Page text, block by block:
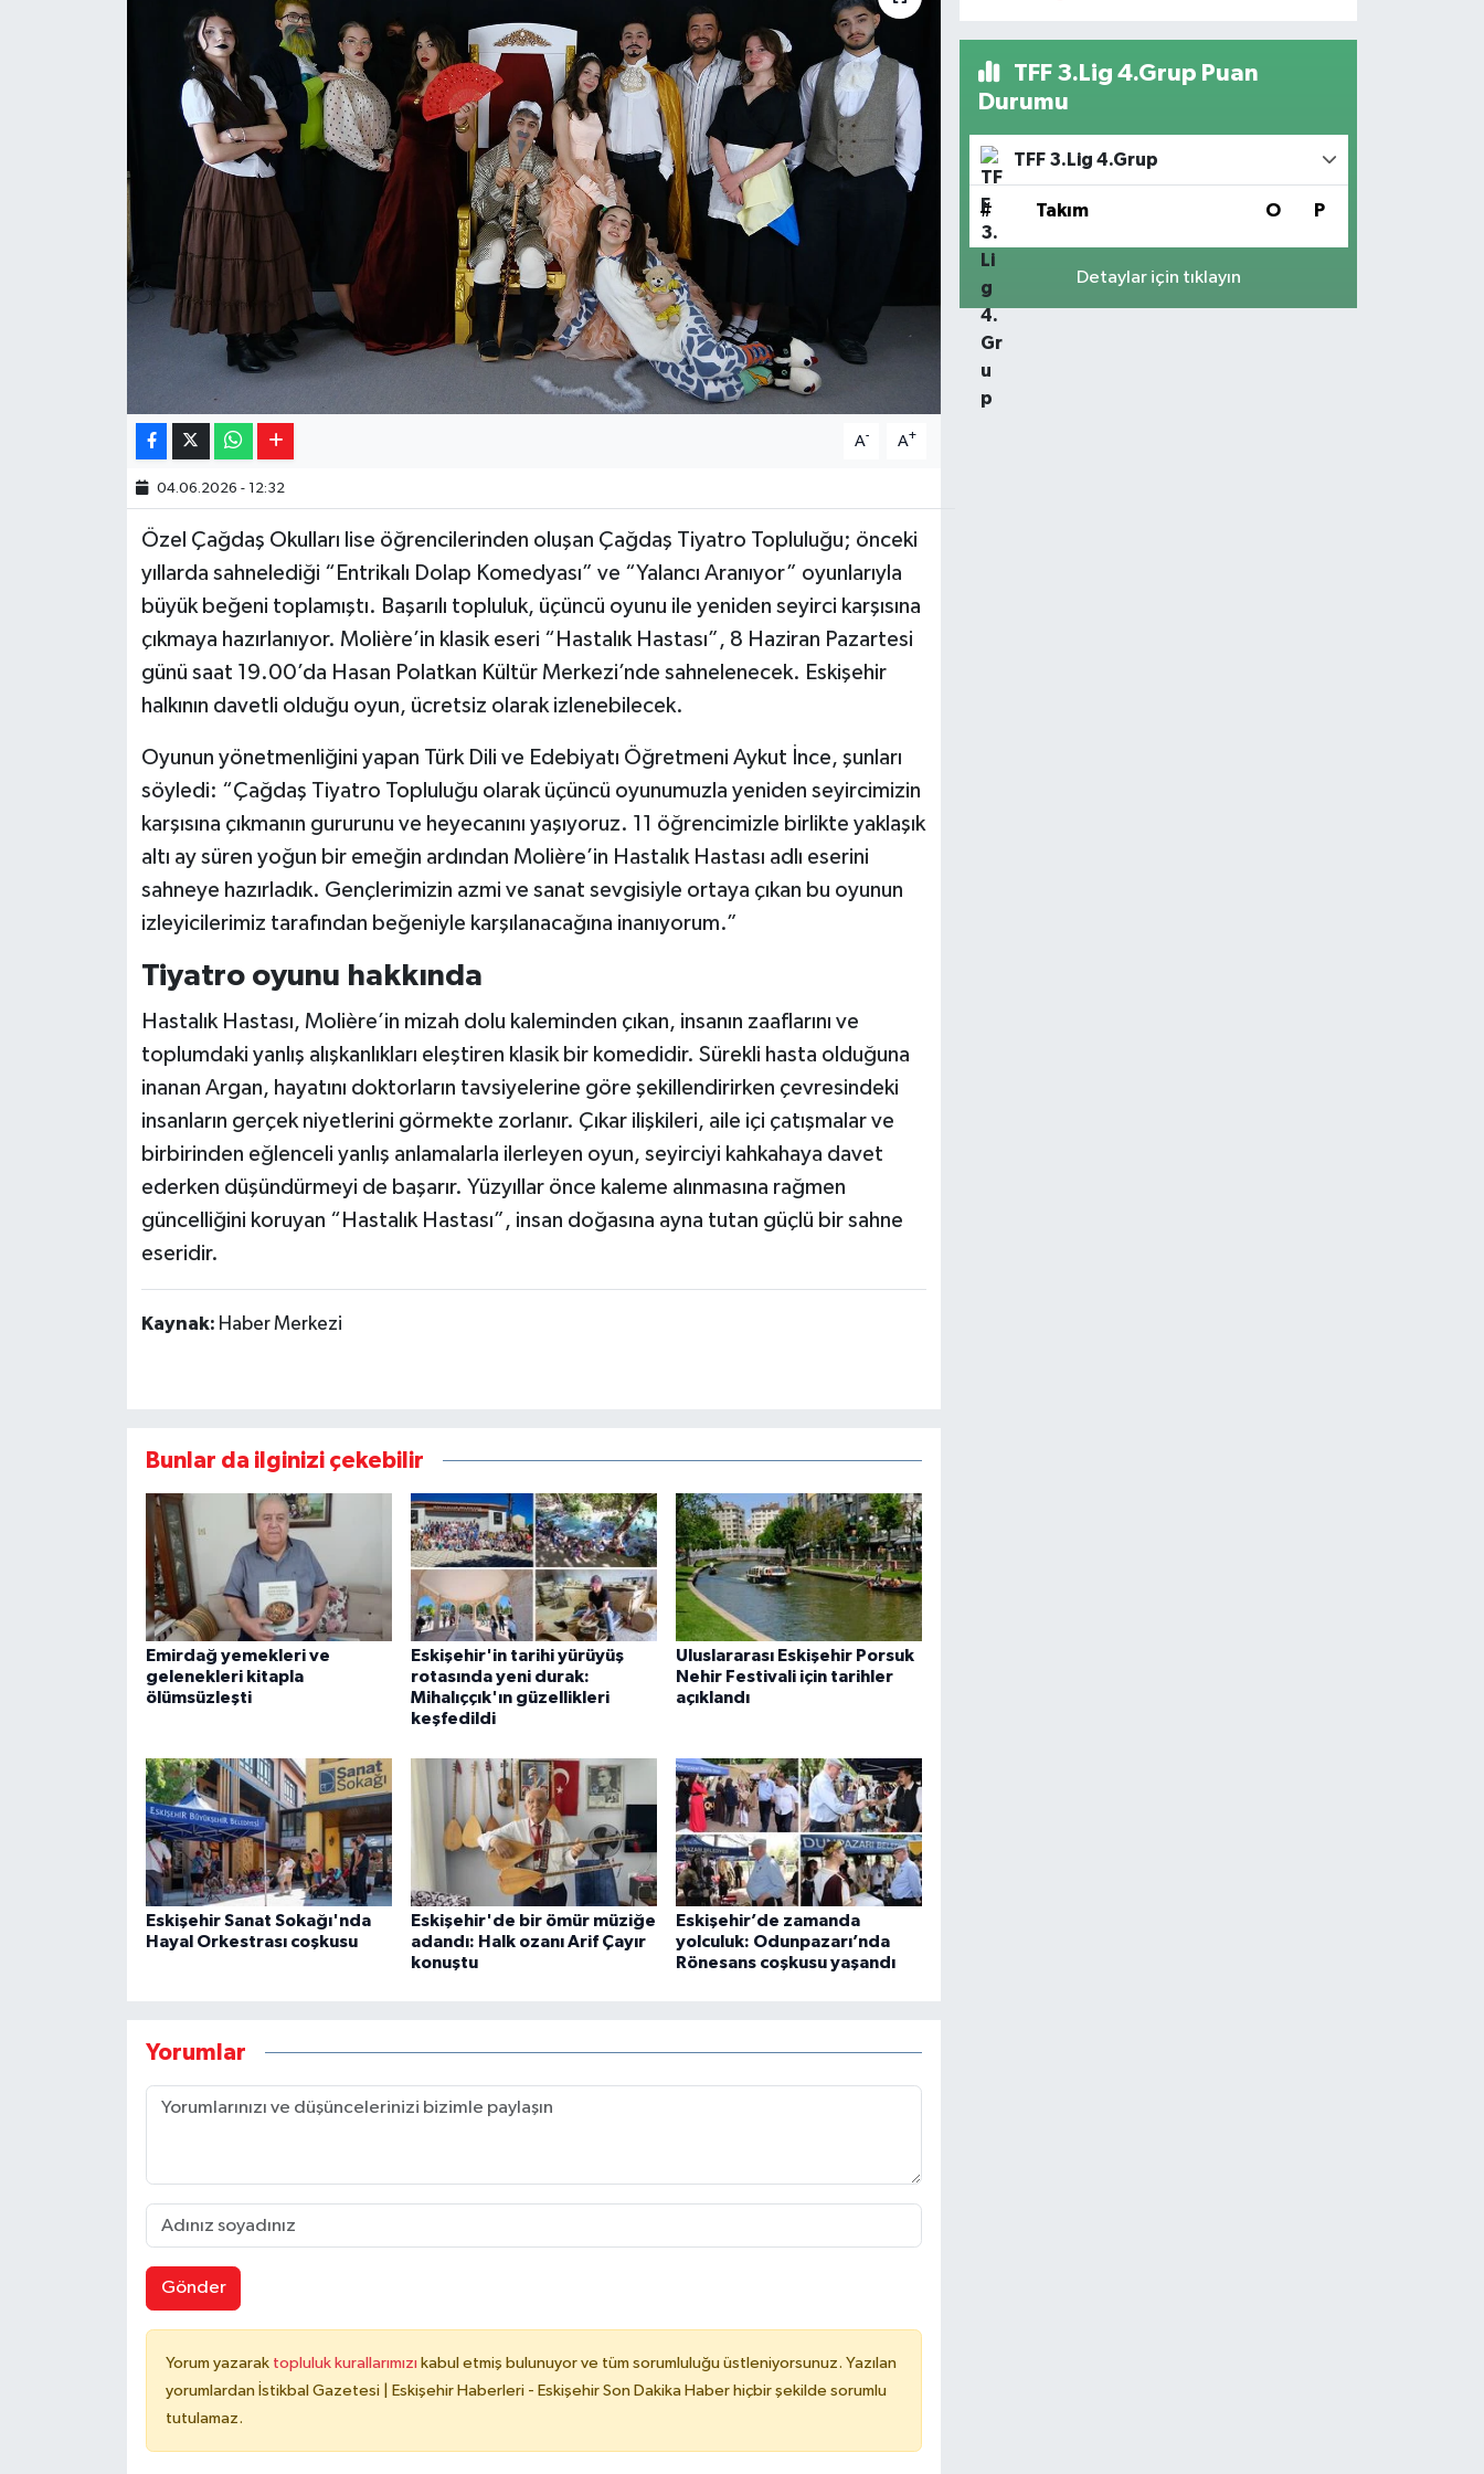
A- A+
04.06.2026 - 12:32
Özel Çağdaş Okulları lise öğrencilerinden oluşan Çağdaş Tiyatro Topluluğu; önceki
yıllarda sahnelediği “Entrikalı Dolap Komedyası” ve “Yalancı Aranıyor” oyunlarıyla
büyük beğeni toplamıştı. Başarılı topluluk, üçüncü oyunu ile yeniden seyirci karşısına
çıkmaya hazırlanıyor. Molière’in klasik eseri “Hastalık Hastası”, 8 Haziran Pazartesi
günü saat 19.00’da Hasan Polatkan Kültür Merkezi’nde sahnelenecek. Eskişehir
halkının davetli olduğu oyun, ücretsiz olarak izlenebilecek.
Oyunun yönetmenliğini yapan Türk Dili ve Edebiyatı Öğretmeni Aykut İnce, şunları
söyledi: “Çağdaş Tiyatro Topluluğu olarak üçüncü oyunumuzla yeniden seyircimizin
karşısına çıkmanın gururunu ve heyecanını yaşıyoruz. 11 öğrencimizle birlikte yaklaşık
altı ay süren yoğun bir emeğin ardından Molière’in Hastalık Hastası adlı eserini
sahneye hazırladık. Gençlerimizin azmi ve sanat sevgisiyle ortaya çıkan bu oyunun
izleyicilerimiz tarafından beğeniyle karşılanacağına inanıyorum.”
Tiyatro oyunu hakkında
Hastalık Hastası, Molière’in mizah dolu kaleminden çıkan, insanın zaaflarını ve
toplumdaki yanlış alışkanlıkları eleştiren klasik bir komedidir. Sürekli hasta olduğuna
inanan Argan, hayatını doktorların tavsiyelerine göre şekillendirirken çevresindeki
insanların gerçek niyetlerini görmekte zorlanır. Çıkar ilişkileri, aile içi çatışmalar ve
birbirinden eğlenceli yanlış anlamalarla ilerleyen oyun, seyirciyi kahkahaya davet
ederken düşündürmeyi de başarır. Yüzyıllar önce kaleme alınmasına rağmen
güncelliğini koruyan “Hastalık Hastası”, insan doğasına ayna tutan güçlü bir sahne
eseridir.
Kaynak: Haber Merkezi
Bunlar da ilginizi çekebilir
Emirdağ yemekleri ve
gelenekleri kitapla
ölümsüzleşti
Eskişehir'in tarihi yürüyüş
rotasında yeni durak:
Mihalıççık'ın güzellikleri
keşfedildi
Uluslararası Eskişehir Porsuk
Nehir Festivali için tarihler
açıklandı
Eskişehir Sanat Sokağı'nda
Hayal Orkestrası coşkusu
Eskişehir'de bir ömür müziğe
adandı: Halk ozanı Arif Çayır
konuştu
Eskişehir’de zamanda
yolculuk: Odunpazarı’nda
Rönesans coşkusu yaşandı
Yorumlar
Gönder
Yorum yazarak topluluk kurallarımızı kabul etmiş bulunuyor ve tüm sorumluluğu üstleniyorsunuz. Yazılan
yorumlardan İstikbal Gazetesi | Eskişehir Haberleri - Eskişehir Son Dakika Haber hiçbir şekilde sorumlu
tutulamaz.
TFF 3.Lig 4.Grup Puan
Durumu
TFF 3.Lig 4.Grup
# Takım O P
Detaylar için tıklayın